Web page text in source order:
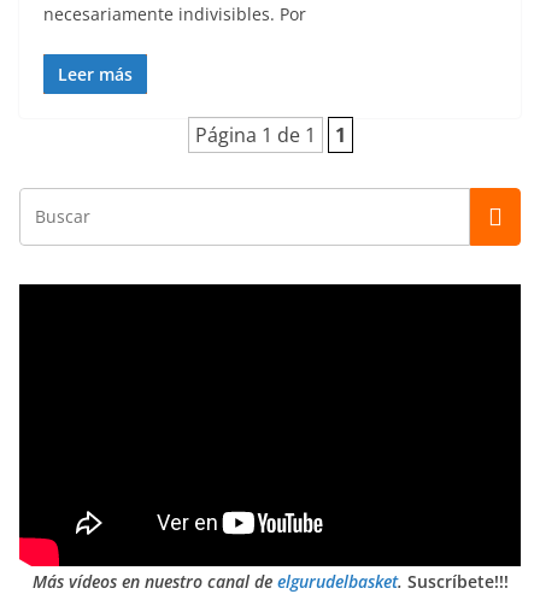
necesariamente indivisibles. Por
Leer más
Página 1 de 1 1
Más vídeos en nuestro canal de elgurudelbasket. Suscríbete!!!